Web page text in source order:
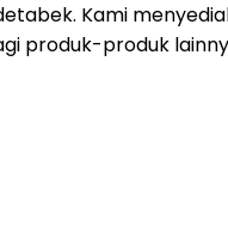
Kami
produk-produk